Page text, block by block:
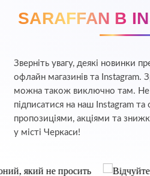
SARAFFAN В
Зверніть увагу, деякі новинки
офлайн магазинів та Instagram.
можна також виключно там. Не
підписатися на наш Instagram та
пропозиціями, акціями та
у місті Черкаси!